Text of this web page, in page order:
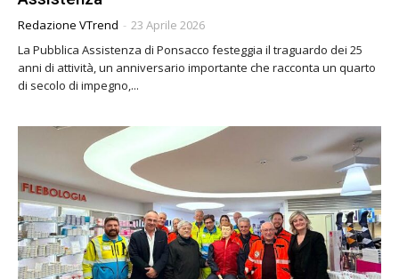
Redazione VTrend - 23 Aprile 2026
La Pubblica Assistenza di Ponsacco festeggia il traguardo dei 25
anni di attività, un anniversario importante che racconta un quarto
di secolo di impegno,...